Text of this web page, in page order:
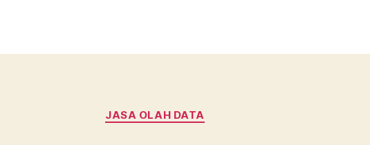
Kategori
JASA OLAH DATA